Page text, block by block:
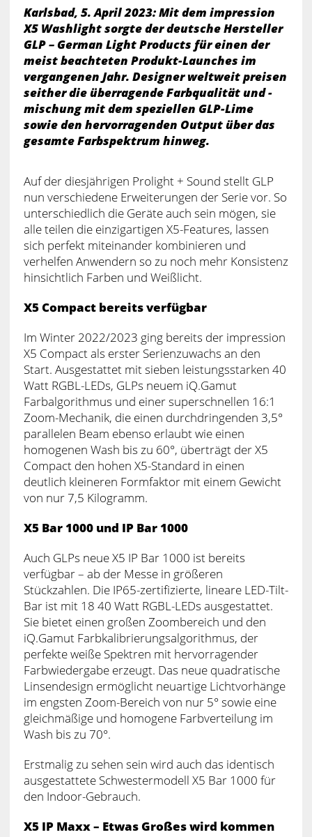
Karlsbad, 5. April 2023: Mit dem impression
X5 Washlight sorgte der deutsche Hersteller
GLP – German Light Products für einen der
meist beachteten Produkt-Launches im
vergangenen Jahr. Designer weltweit preisen
seither die überragende Farbqualität und -
mischung mit dem speziellen GLP-Lime
sowie den hervorragenden Output über das
gesamte Farbspektrum hinweg.
Auf der diesjährigen Prolight + Sound stellt GLP
nun verschiedene Erweiterungen der Serie vor. So
unterschiedlich die Geräte auch sein mögen, sie
alle teilen die einzigartigen X5-Features, lassen
sich perfekt miteinander kombinieren und
verhelfen Anwendern so zu noch mehr Konsistenz
hinsichtlich Farben und Weißlicht.
X5 Compact bereits verfügbar
Im Winter 2022/2023 ging bereits der impression
X5 Compact als erster Serienzuwachs an den
Start. Ausgestattet mit sieben leistungsstarken 40
Watt RGBL-LEDs, GLPs neuem iQ.Gamut
Farbalgorithmus und einer superschnellen 16:1
Zoom-Mechanik, die einen durchdringenden 3,5°
parallelen Beam ebenso erlaubt wie einen
homogenen Wash bis zu 60°, überträgt der X5
Compact den hohen X5-Standard in einen
deutlich kleineren Formfaktor mit einem Gewicht
von nur 7,5 Kilogramm.
X5 Bar 1000 und IP Bar 1000
Auch GLPs neue X5 IP Bar 1000 ist bereits
verfügbar – ab der Messe in größeren
Stückzahlen. Die IP65-zertifizierte, lineare LED-Tilt-
Bar ist mit 18 40 Watt RGBL-LEDs ausgestattet.
Sie bietet einen großen Zoombereich und den
iQ.Gamut Farbkalibrierungsalgorithmus, der
perfekte weiße Spektren mit hervorragender
Farbwiedergabe erzeugt. Das neue quadratische
Linsendesign ermöglicht neuartige Lichtvorhänge
im engsten Zoom-Bereich von nur 5° sowie eine
gleichmäßige und homogene Farbverteilung im
Wash bis zu 70°.
Erstmalig zu sehen sein wird auch das identisch
ausgestattete Schwestermodell X5 Bar 1000 für
den Indoor-Gebrauch.
X5 IP Maxx – Etwas Großes wird kommen